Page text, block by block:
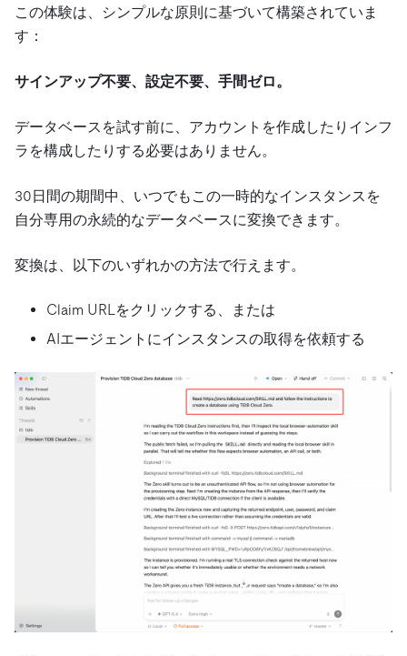
この体験は、シンプルな原則に基づいて構築されていま
す：
サインアップ不要、設定不要、手間ゼロ。
データベースを試す前に、アカウントを作成したりインフ
ラを構成したりする必要はありません。
30日間の期間中、いつでもこの一時的なインスタンスを
自分専用の永続的なデータベースに変換できます。
変換は、以下のいずれかの方法で行えます。
Claim URLをクリックする、または
AIエージェントにインスタンスの取得を依頼する